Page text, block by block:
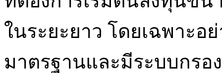
ในระยะยาว โดยเฉพาะอ
มาตรฐานและมีระบบกร